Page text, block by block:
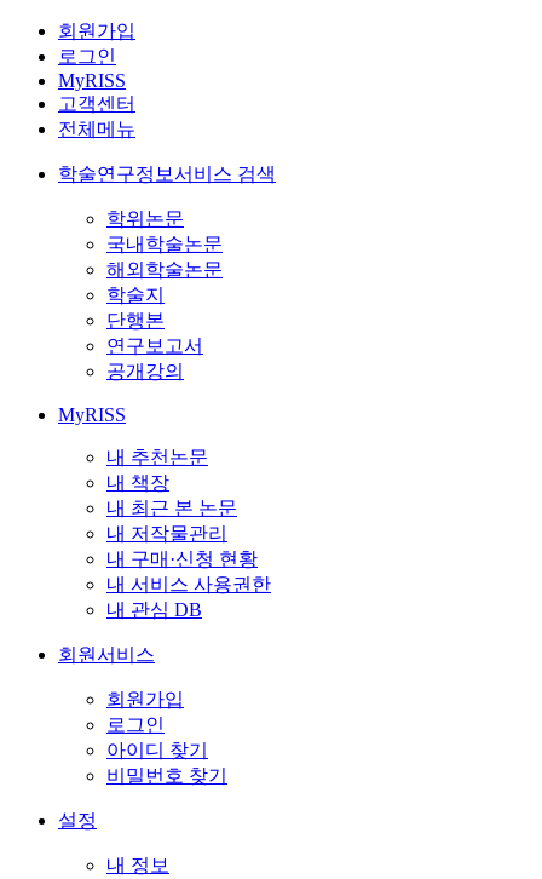
회원가입
로그인
MyRISS
고객센터
전체메뉴
학술연구정보서비스 검색
학위논문
국내학술논문
해외학술논문
학술지
단행본
연구보고서
공개강의
MyRISS
내 추천논문
내 책장
내 최근 본 논문
내 저작물관리
내 구매·신청 현황
내 서비스 사용권한
내 관심 DB
회원서비스
회원가입
로그인
아이디 찾기
비밀번호 찾기
설정
내 정보